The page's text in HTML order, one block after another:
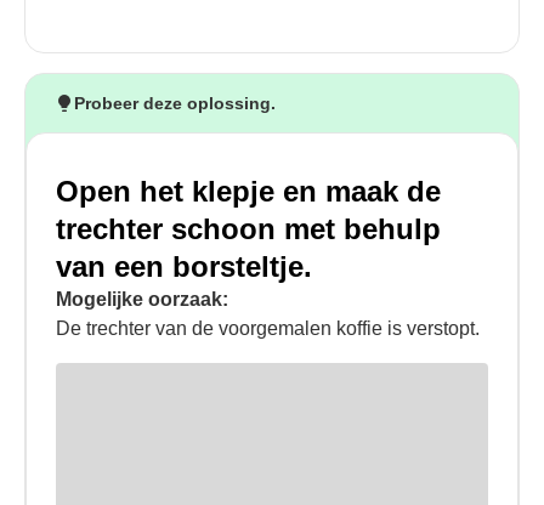
Probeer deze oplossing.
Open het klepje en maak de
trechter schoon met behulp
van een borsteltje.
Mogelijke oorzaak:
De trechter van de voorgemalen koffie is verstopt.